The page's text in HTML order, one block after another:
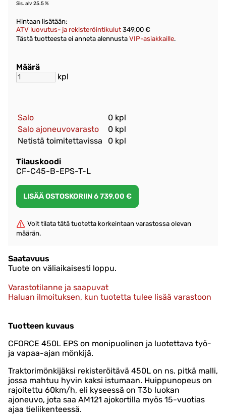
Sis. alv 25.5 %
Hintaan lisätään:
ATV luovutus- ja rekisteröintikulut 349,00 €
Tästä tuotteesta ei anneta alennusta VIP-asiakkaille.
Määrä
kpl
Salo
0 kpl
Salo ajoneuvovarasto
0 kpl
Netistä toimitettavissa
0 kpl
Tilauskoodi
CF-C45-B-EPS-T-L
Voit tilata tätä tuotetta korkeintaan varastossa olevan
määrän.
Saatavuus
Tuote on väliaikaisesti loppu.
Varastotilanne ja saapuvat
Haluan ilmoituksen, kun tuotetta tulee lisää varastoon
Tuotteen kuvaus
CFORCE 450L EPS on monipuolinen ja luotettava työ-
ja vapaa-ajan mönkijä.
Traktorimönkijäksi rekisteröitävä 450L on ns. pitkä malli,
jossa mahtuu hyvin kaksi istumaan. Huippunopeus on
rajoitettu 60km/h, eli kyseessä on T3b luokan
ajoneuvo, jota saa AM121 ajokortilla myös 15-vuotias
ajaa tieliikenteessä.